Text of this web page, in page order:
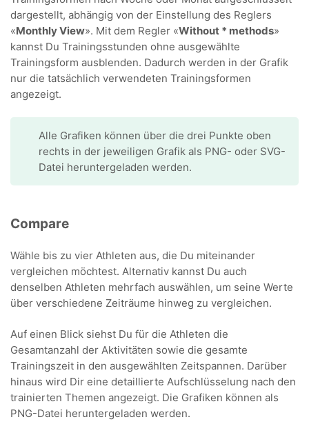
dargestellt, abhängig von der Einstellung des Reglers
«Monthly View». Mit dem Regler «Without * methods»
kannst Du Trainingsstunden ohne ausgewählte
Trainingsform ausblenden. Dadurch werden in der Grafik
nur die tatsächlich verwendeten Trainingsformen
angezeigt.
Alle Grafiken können über die drei Punkte oben
rechts in der jeweiligen Grafik als PNG- oder SVG-
Datei heruntergeladen werden.
Compare
Wähle bis zu vier Athleten aus, die Du miteinander
vergleichen möchtest. Alternativ kannst Du auch
denselben Athleten mehrfach auswählen, um seine Werte
über verschiedene Zeiträume hinweg zu vergleichen.
Auf einen Blick siehst Du für die Athleten die
Gesamtanzahl der Aktivitäten sowie die gesamte
Trainingszeit in den ausgewählten Zeitspannen. Darüber
hinaus wird Dir eine detaillierte Aufschlüsselung nach den
trainierten Themen angezeigt. Die Grafiken können als
PNG-Datei heruntergeladen werden.